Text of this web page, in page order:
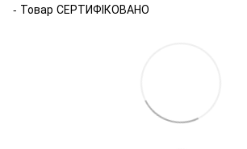
- Товар СЕРТИФІКОВАНО